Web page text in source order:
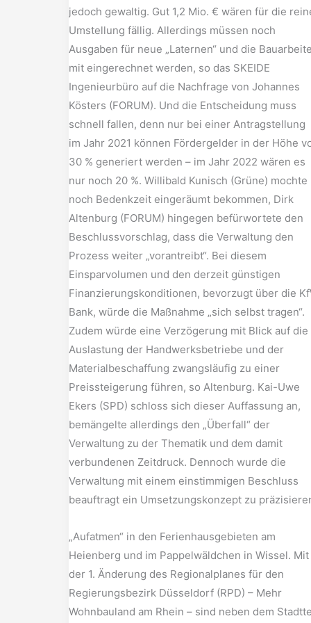
jedoch gewaltig. Gut 1,2 Mio. € wären für die
Umstellung fällig. Allerdings müssen noch
Ausgaben für neue „Laternen“ und die
mit eingerechnet werden, so das SKEIDE
Ingenieurbüro auf die Nachfrage von Johannes
Kösters (FORUM). Und die Entscheidung muss
schnell fallen, denn nur bei einer Antragstellung
im Jahr 2021 können Fördergelder in der Höhe
30 % generiert werden – im Jahr 2022 wären es
nur noch 20 %. Willibald Kunisch (Grüne) mochte
noch Bedenkzeit eingeräumt bekommen, Dirk
Altenburg (FORUM) hingegen befürwortete den
Beschlussvorschlag, dass die Verwaltung den
Prozess weiter „vorantreibt“. Bei diesem
Einsparvolumen und den derzeit günstigen
Finanzierungskonditionen, bevorzugt über die
Bank, würde die Maßnahme „sich selbst tragen“.
Zudem würde eine Verzögerung mit Blick auf die
Auslastung der Handwerksbetriebe und der
Materialbeschaffung zwangsläufig zu einer
Preissteigerung führen, so Altenburg. Kai-Uwe
Ekers (SPD) schloss sich dieser Auffassung an,
bemängelte allerdings den „Überfall“ der
Verwaltung zu der Thematik und dem damit
verbundenen Zeitdruck. Dennoch wurde die
Verwaltung mit einem einstimmigen Beschluss
beauftragt ein Umsetzungskonzept zu
„Aufatmen“ in den Ferienhausgebieten am
Heienberg und im Pappelwäldchen in Wissel. Mit
der 1. Änderung des Regionalplanes für den
Regierungsbezirk Düsseldorf (RPD) – Mehr
Wohnbauland am Rhein – sind neben dem